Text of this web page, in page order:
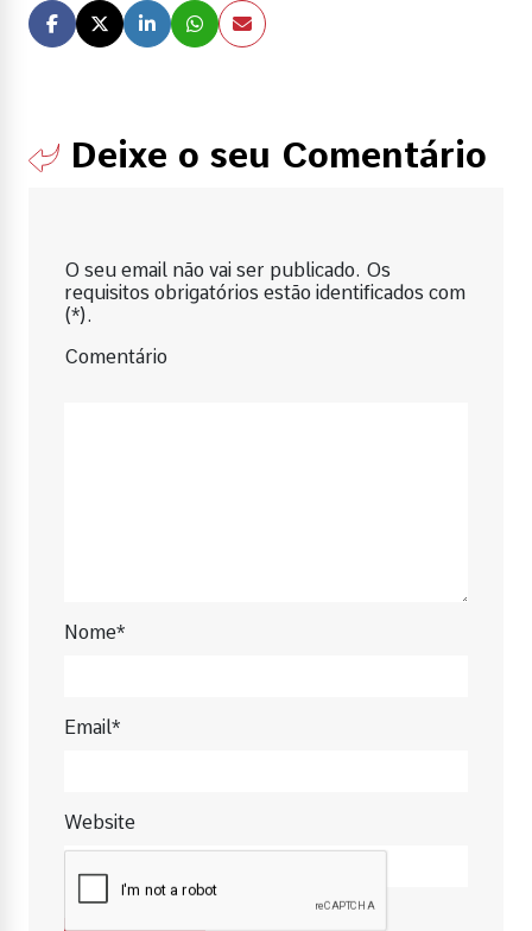
Deixe o seu Comentário
O seu email não vai ser publicado. Os
requisitos obrigatórios estão identificados com
(*).
Comentário
Nome*
Email*
Website